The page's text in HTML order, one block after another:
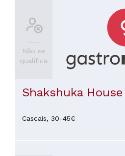
Não se
qualifica
Shakshuka House
Cascais, 30-45€